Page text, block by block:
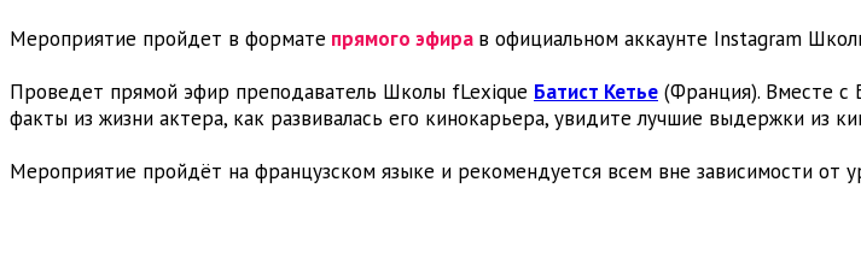
Мероприятие пройдет в формате прямого эфира в официальном аккаунте Instagram
Проведет прямой эфир преподаватель Школы fLexique Батист Кетье (Франция). Вместе с
факты из жизни актера, как развивалась его кинокарьера, увидите лучшие выдержки из
Мероприятие пройдёт на французском языке и рекомендуется всем вне зависимости от